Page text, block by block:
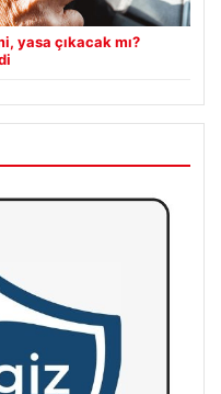
yasa çıkacak mı?